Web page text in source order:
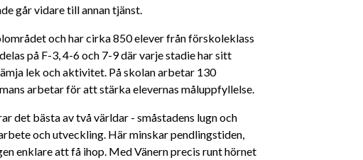
går vidare till annan tjänst.
och har cirka 850 elever från förskoleklass
på F-3, 4-6 och 7-9 där varje stadie har sitt
lek och aktivitet. På skolan arbetar 130
arbetar för att stärka elevernas måluppfyllelse.
det bästa av två världar - småstadens lugn och
och utveckling. Här minskar pendlingstiden,
enklare att få ihop. Med Vänern precis runt hörnet